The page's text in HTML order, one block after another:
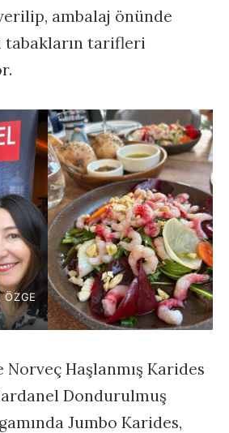
ambalaj önünde
tabakların tarifleri
ÖZGE
Haşlanmış Karides
Dondurulmuş
Jumbo Karides,